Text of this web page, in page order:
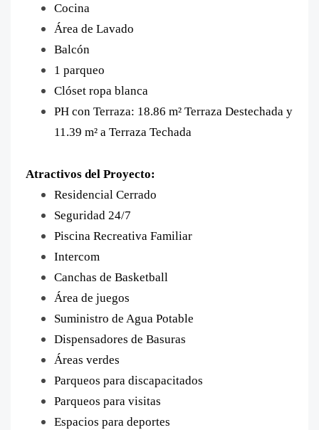
Cocina
Área de Lavado
Balcón
1 parqueo
Clóset ropa blanca
PH con Terraza: 18.86 m² Terraza Destechada y
11.39 m² a Terraza Techada
Atractivos del Proyecto:
Residencial Cerrado
Seguridad 24/7
Piscina Recreativa Familiar
Intercom
Canchas de Basketball
Área de juegos
Suministro de Agua Potable
Dispensadores de Basuras
Áreas verdes
Parqueos para discapacitados
Parqueos para visitas
Espacios para deportes